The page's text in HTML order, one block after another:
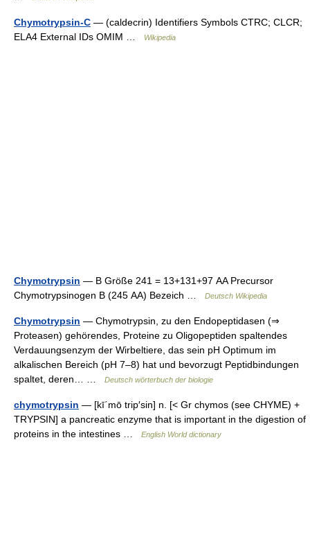
Chymotrypsin-C — (caldecrin) Identifiers Symbols CTRC; CLCR;
ELA4 External IDs OMIM …
Wikipedia
Chymotrypsin — B Größe 241 = 13+131+97 AA Precursor
Chymotrypsinogen B (245 AA) Bezeich …
Deutsch Wikipedia
Chymotrypsin — Chymotrypsin, zu den Endopeptidasen (⇒
Proteasen) gehörendes, Proteine zu Oligopeptiden spaltendes
Verdauungsenzym der Wirbeltiere, das sein pH Optimum im
alkalischen Bereich (pH 7–8) hat und bevorzugt Peptidbindungen
spaltet, deren… …
Deutsch wörterbuch der biologie
chymotrypsin — [kī΄mō trip′sin] n. [< Gr chymos (see CHYME) +
TRYPSIN] a pancreatic enzyme that is important in the digestion of
proteins in the intestines …
English World dictionary